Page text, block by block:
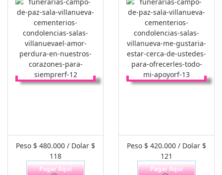
Peso $ 480.000 / Dolar $
118
Pagar Aquí
Peso $ 420.000 / Dolar $
121
Pagar Aquí